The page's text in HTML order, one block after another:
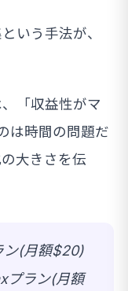
いう手法が、
「収益性がマ
は時間の問題だ
大きさを伝
ン(月額$20)
プラン(月額